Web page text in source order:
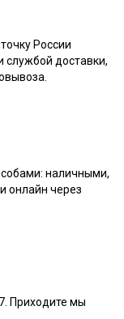
России
службой доставки,
наличными,
онлайн через
Приходите мы